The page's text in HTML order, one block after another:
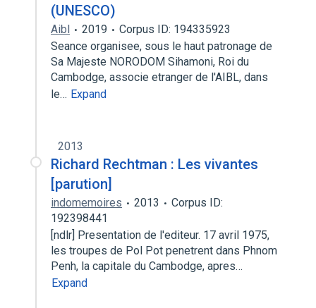
(UNESCO)
Aibl 2019
Corpus ID: 194335923
Seance organisee, sous le haut patronage de
Sa Majeste NORODOM Sihamoni, Roi du
Cambodge, associe etranger de l'AIBL, dans
le… Expand
2013
Richard Rechtman : Les vivantes
[parution]
indomemoires 2013
Corpus ID:
192398441
[ndlr] Presentation de l'editeur. 17 avril 1975,
les troupes de Pol Pot penetrent dans Phnom
Penh, la capitale du Cambodge, apres…
Expand